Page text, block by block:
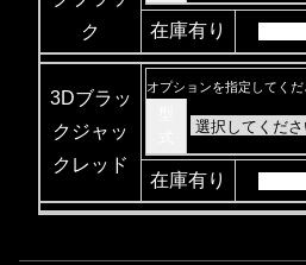
ク
在庫有り
3Dブラッ
クジャッ
クレッド
オプションを指定してくだ
在庫有り